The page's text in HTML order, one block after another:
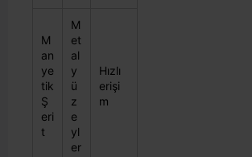
M
an
ye
tik
Ş
eri
t
M
et
al
y
ü
z
e
yl
er
Hızlı
erişi
m